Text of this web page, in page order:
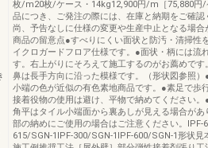
枚/m20枚/ケース・14kg12,900円/m［75,880円/
品につき、ご発注の際には、在庫と納期をご確認
尚、予告なしに仕様の変更や生産中止となる場合
商品の留意点●すべりにくい面状と防汚・清掃性
イクロガードフロア仕様です。●面状・柄には流
す。右上がりにそろえて施工するのがお薦めです
鼻は長手方向に沿った模様です。（形状図参照）
小端の色が近似の有色素地商品です。●素足で歩
接着役物の使用は避け、平物で納めてください
角平はタイル小端面から裏あしが見える場合があ
部の納めにご使用の場合はご注意ください。
615/SGN‐1IPF‐300/SGN‐1IPF‐600/SGN‐1形状見